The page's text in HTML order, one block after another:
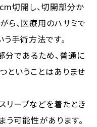
切開し、切開部分か
ら、医療用のハサミで
手術方法です。
であるため、普通に
ということはありませ
リーブなどを着たとき
う可能性があります。